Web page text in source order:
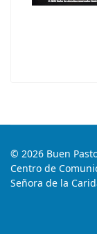
© 2026 Buen
Centro de
Señora de la